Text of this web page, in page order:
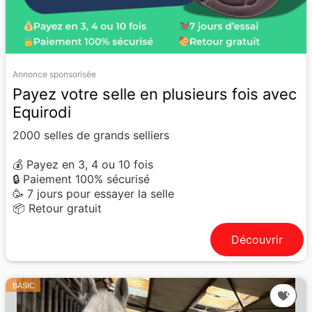
Annonce sponsorisée
Payez votre selle en plusieurs fois avec
Equirodi
2000 selles de grands selliers
💰 Payez en 3, 4 ou 10 fois
🔒 Paiement 100% sécurisé
🥳 7 jours pour essayer la selle
📦 Retour gratuit
Découvrir
BASIC